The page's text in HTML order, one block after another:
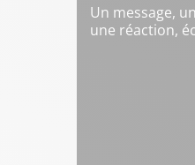
Un message,
une réaction,